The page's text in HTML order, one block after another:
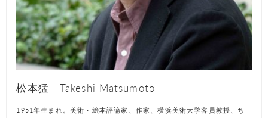
松本猛 Takeshi Matsumoto
1951年生まれ。美術・絵本評論家、作家、横浜美術大学客員教授、ち